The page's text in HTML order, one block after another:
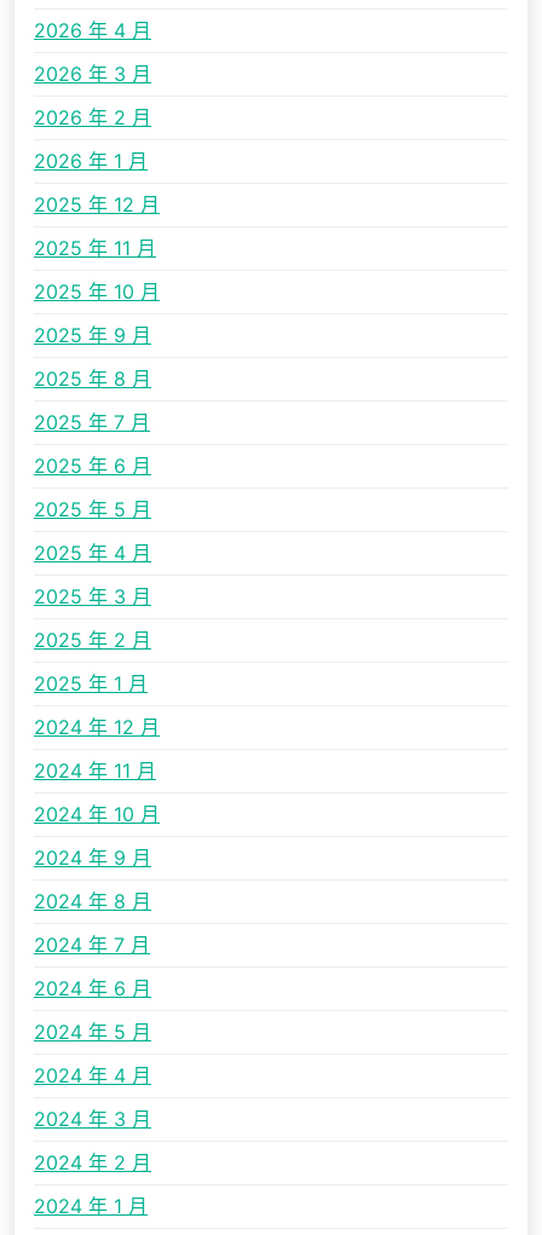
2026 年 4 月
2026 年 3 月
2026 年 2 月
2026 年 1 月
2025 年 12 月
2025 年 11 月
2025 年 10 月
2025 年 9 月
2025 年 8 月
2025 年 7 月
2025 年 6 月
2025 年 5 月
2025 年 4 月
2025 年 3 月
2025 年 2 月
2025 年 1 月
2024 年 12 月
2024 年 11 月
2024 年 10 月
2024 年 9 月
2024 年 8 月
2024 年 7 月
2024 年 6 月
2024 年 5 月
2024 年 4 月
2024 年 3 月
2024 年 2 月
2024 年 1 月